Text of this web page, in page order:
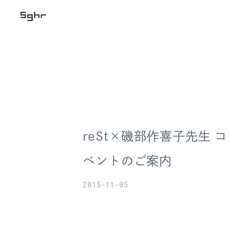
reSt×磯部作喜子先生 コ
ベントのご案内
2015-11-05